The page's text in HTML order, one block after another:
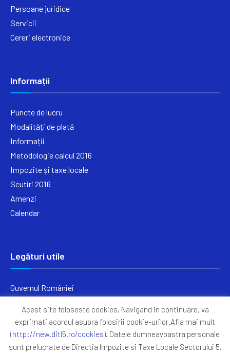
Persoane juridice
Servicii
Cereri electronice
Informații
Puncte de lucru
Modalități de plată
Informații
Metodologie calcul 2016
Impozite și taxe locale
Scutiri 2016
Amenzi
Calendar
Legături utile
Guvernul României
Primăria Sectorul 5
ANAF
Acest site foloseste cookies. Navigand in continuare, va
exprimati acordul asupra folosirii cookie-urilor.Afla mai mult
(http://new.ditl5.ro/cookies). Datele dumneavoastra personale
sunt prelucrate de Directia Impozite si Taxe Locale Sectorului 5,